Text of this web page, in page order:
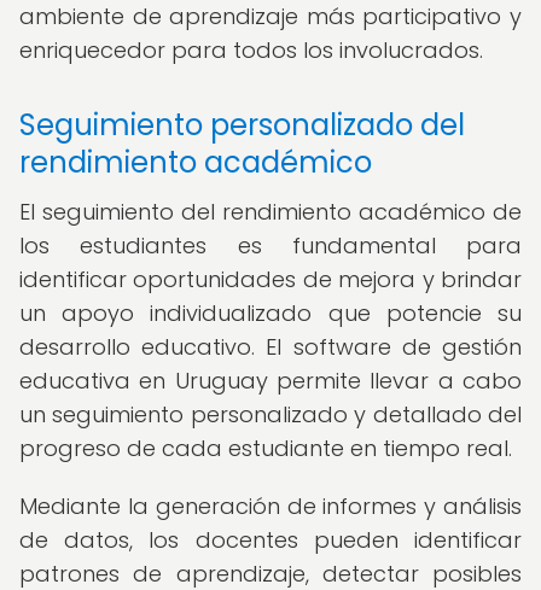
ambiente de aprendizaje más participativo y
enriquecedor para todos los involucrados.
Seguimiento personalizado del
rendimiento académico
El seguimiento del rendimiento académico de
los estudiantes es fundamental para
identificar oportunidades de mejora y brindar
un apoyo individualizado que potencie su
desarrollo educativo. El software de gestión
educativa en Uruguay permite llevar a cabo
un seguimiento personalizado y detallado del
progreso de cada estudiante en tiempo real.
Mediante la generación de informes y análisis
de datos, los docentes pueden identificar
patrones de aprendizaje, detectar posibles